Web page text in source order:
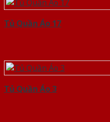
Tủ Quần Áo 17
Tủ Quần Áo 3